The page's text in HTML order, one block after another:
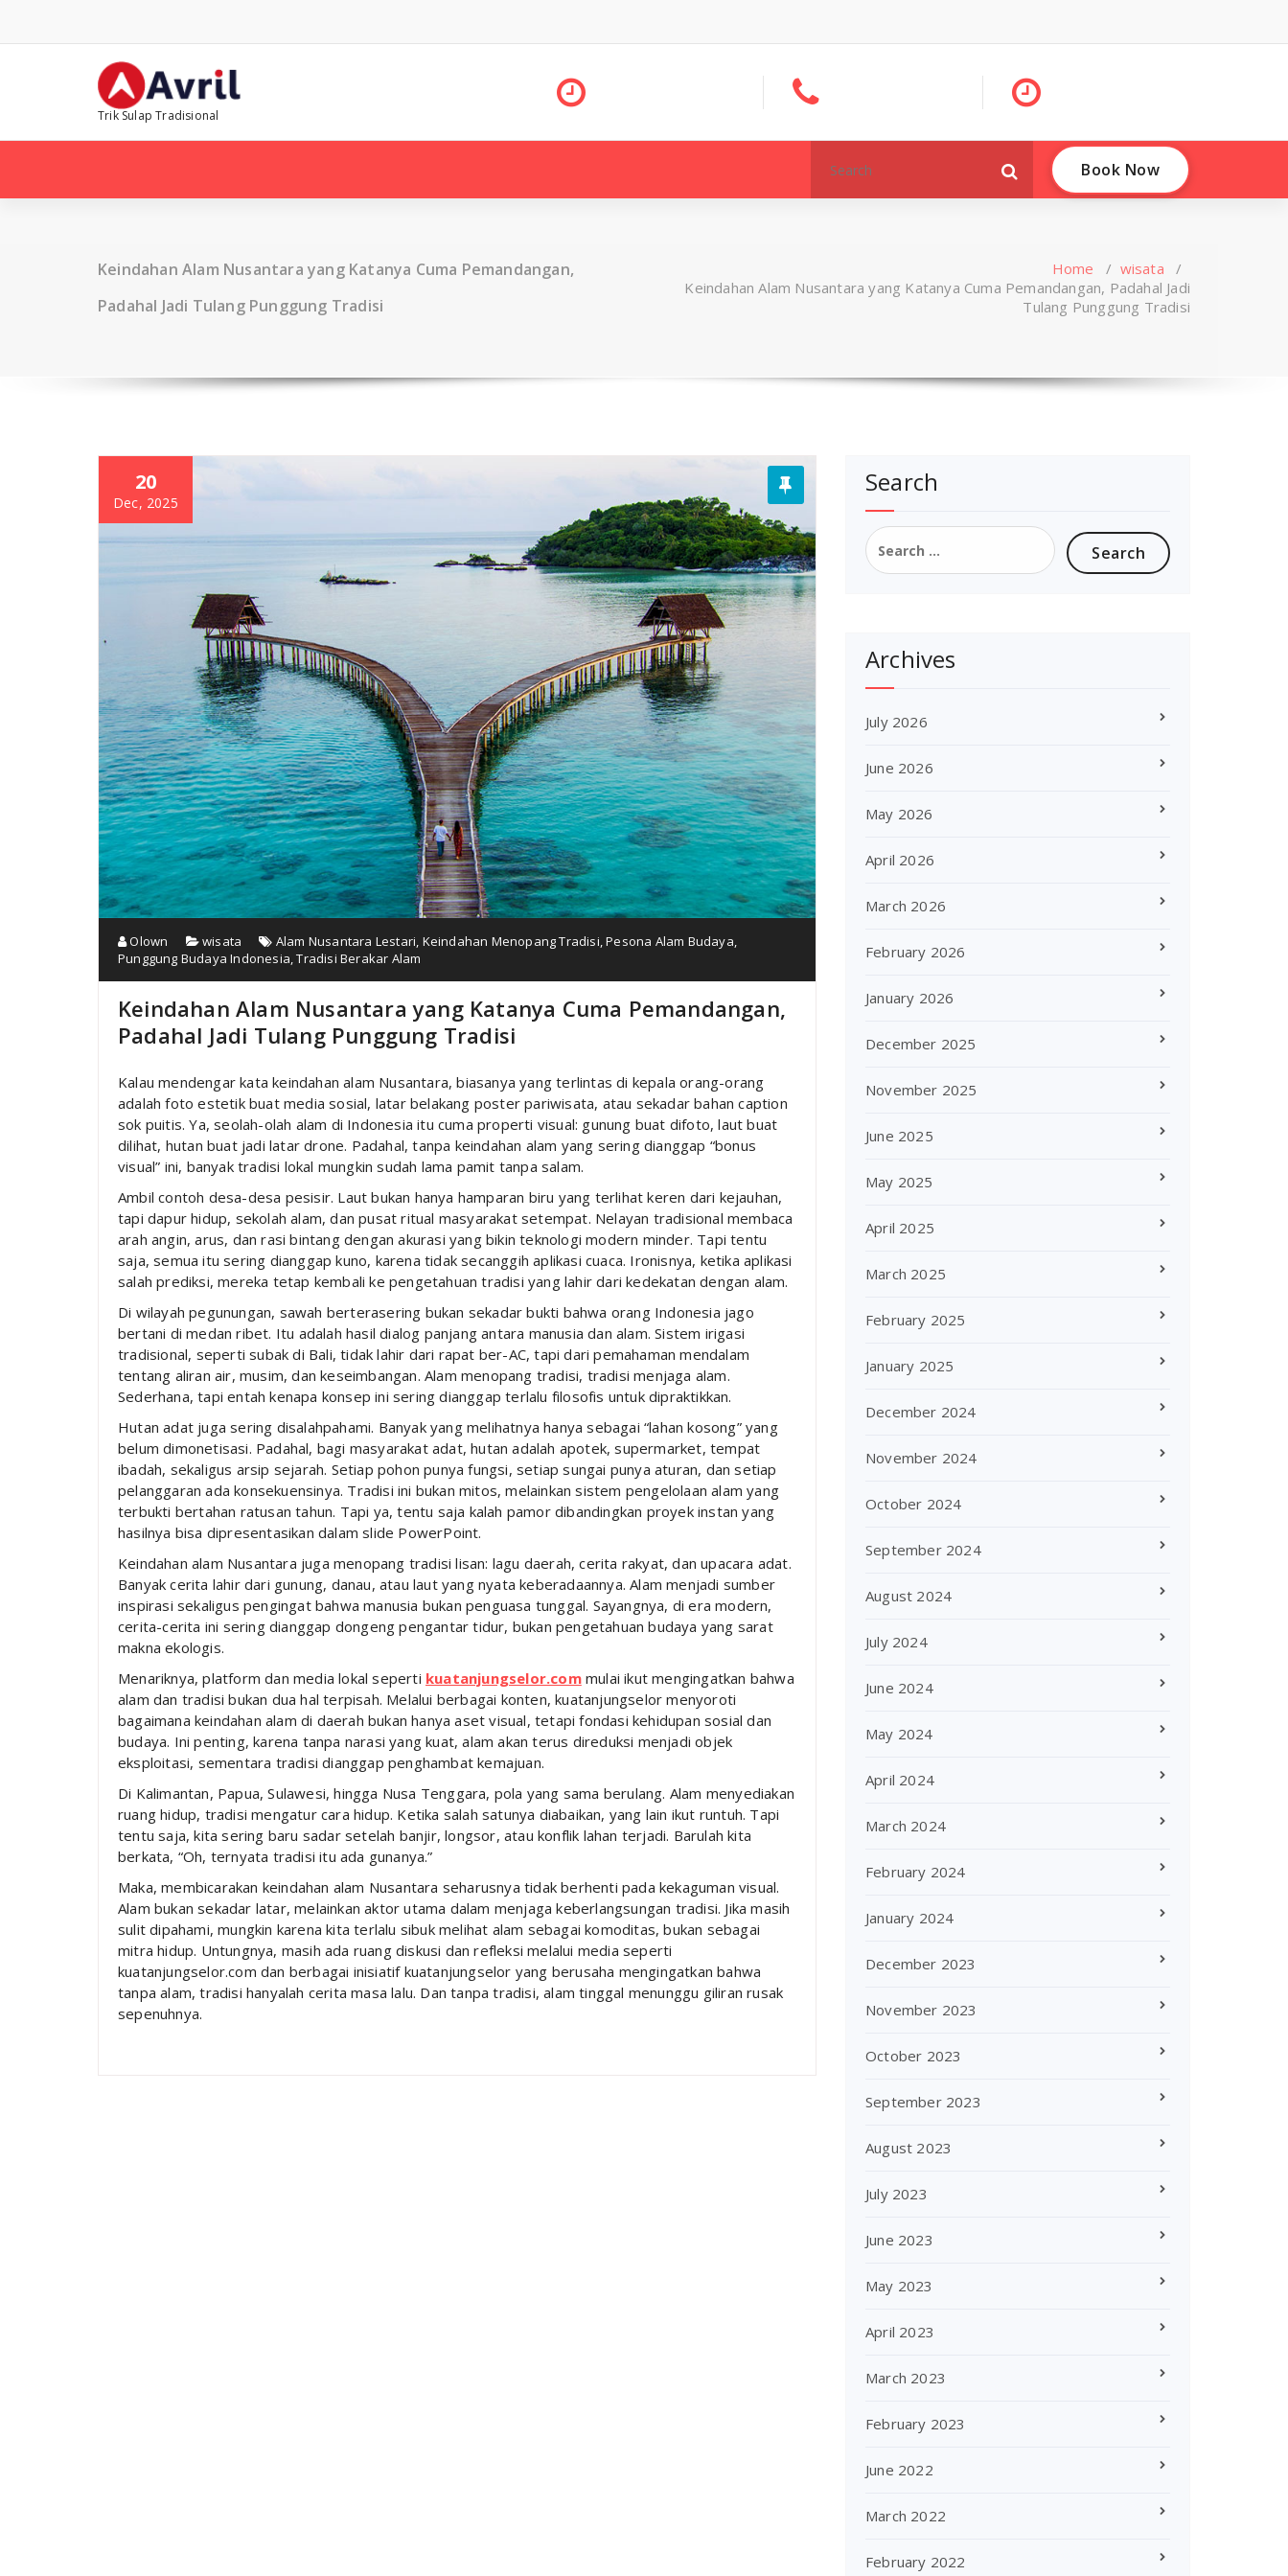
content
Trik Sulap Tradisional
for:
Book Now
Keindahan Alam Nusantara yang Katanya Cuma Pemandangan,
Padahal Jadi Tulang Punggung Tradisi
Home / wisata /
Keindahan Alam Nusantara yang Katanya Cuma Pemandangan, Padahal Jadi
Tulang Punggung Tradisi
20
Dec, 2025
Olown wisata Alam Nusantara Lestari Keindahan Menopang Tradisi ,Pesona Alam Budaya
Punggung Budaya Indonesia ,Tradisi Berakar Alam
Keindahan Alam Nusantara yang Katanya Cuma Pemandangan,
Padahal Jadi Tulang Punggung Tradisi
Kalau mendengar kata keindahan alam Nusantara, biasanya yang terlintas di kepala orang-orang
adalah foto estetik buat media sosial, latar belakang poster pariwisata, atau sekadar bahan caption
sok puitis. Ya, seolah-olah alam di Indonesia itu cuma properti visual: gunung buat difoto, laut buat
dilihat, hutan buat jadi latar drone. Padahal, tanpa keindahan alam yang sering dianggap “bonus
visual” ini, banyak tradisi lokal mungkin sudah lama pamit tanpa salam.
Ambil contoh desa-desa pesisir. Laut bukan hanya hamparan biru yang terlihat keren dari kejauhan,
tapi dapur hidup, sekolah alam, dan pusat ritual masyarakat setempat. Nelayan tradisional membaca
arah angin, arus, dan rasi bintang dengan akurasi yang bikin teknologi modern minder. Tapi tentu
saja, semua itu sering dianggap kuno, karena tidak secanggih aplikasi cuaca. Ironisnya, ketika aplikasi
salah prediksi, mereka tetap kembali ke pengetahuan tradisi yang lahir dari kedekatan dengan alam.
Di wilayah pegunungan, sawah berterasering bukan sekadar bukti bahwa orang Indonesia jago
bertani di medan ribet. Itu adalah hasil dialog panjang antara manusia dan alam. Sistem irigasi
tradisional, seperti subak di Bali, tidak lahir dari rapat ber-AC, tapi dari pemahaman mendalam
tentang aliran air, musim, dan keseimbangan. Alam menopang tradisi, tradisi menjaga alam.
Sederhana, tapi entah kenapa konsep ini sering dianggap terlalu filosofis untuk dipraktikkan.
Hutan adat juga sering disalahpahami. Banyak yang melihatnya hanya sebagai “lahan kosong” yang
belum dimonetisasi. Padahal, bagi masyarakat adat, hutan adalah apotek, supermarket, tempat
ibadah, sekaligus arsip sejarah. Setiap pohon punya fungsi, setiap sungai punya aturan, dan setiap
pelanggaran ada konsekuensinya. Tradisi ini bukan mitos, melainkan sistem pengelolaan alam yang
terbukti bertahan ratusan tahun. Tapi ya, tentu saja kalah pamor dibandingkan proyek instan yang
hasilnya bisa dipresentasikan dalam slide PowerPoint.
Keindahan alam Nusantara juga menopang tradisi lisan: lagu daerah, cerita rakyat, dan upacara adat.
Banyak cerita lahir dari gunung, danau, atau laut yang nyata keberadaannya. Alam menjadi sumber
inspirasi sekaligus pengingat bahwa manusia bukan penguasa tunggal. Sayangnya, di era modern,
cerita-cerita ini sering dianggap dongeng pengantar tidur, bukan pengetahuan budaya yang sarat
makna ekologis.
Menariknya, platform dan media lokal seperti kuatanjungselor.commulai ikut mengingatkan bahwa
alam dan tradisi bukan dua hal terpisah. Melalui berbagai konten, kuatanjungselor menyoroti
bagaimana keindahan alam di daerah bukan hanya aset visual, tetapi fondasi kehidupan sosial dan
budaya. Ini penting, karena tanpa narasi yang kuat, alam akan terus direduksi menjadi objek
eksploitasi, sementara tradisi dianggap penghambat kemajuan.
Di Kalimantan, Papua, Sulawesi, hingga Nusa Tenggara, pola yang sama berulang. Alam menyediakan
ruang hidup, tradisi mengatur cara hidup. Ketika salah satunya diabaikan, yang lain ikut runtuh. Tapi
tentu saja, kita sering baru sadar setelah banjir, longsor, atau konflik lahan terjadi. Barulah kita
berkata, “Oh, ternyata tradisi itu ada gunanya.”
Maka, membicarakan keindahan alam Nusantara seharusnya tidak berhenti pada kekaguman visual.
Alam bukan sekadar latar, melainkan aktor utama dalam menjaga keberlangsungan tradisi. Jika masih
sulit dipahami, mungkin karena kita terlalu sibuk melihat alam sebagai komoditas, bukan sebagai
mitra hidup. Untungnya, masih ada ruang diskusi dan refleksi melalui media seperti
kuatanjungselor.com dan berbagai inisiatif kuatanjungselor yang berusaha mengingatkan bahwa
tanpa alam, tradisi hanyalah cerita masa lalu. Dan tanpa tradisi, alam tinggal menunggu giliran rusak
sepenuhnya.
Search
Search
for:
Archives
July 2026
June 2026
May 2026
April 2026
March 2026
February 2026
January 2026
December 2025
November 2025
June 2025
May 2025
April 2025
March 2025
February 2025
January 2025
December 2024
November 2024
October 2024
September 2024
August 2024
July 2024
June 2024
May 2024
April 2024
March 2024
February 2024
January 2024
December 2023
November 2023
October 2023
September 2023
August 2023
July 2023
June 2023
May 2023
April 2023
March 2023
February 2023
June 2022
March 2022
February 2022